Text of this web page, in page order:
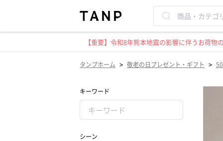
【重要】令和8年熊本地震の影響に伴うお荷
タンプホーム > 敬老の日プレゼント・ギフト >
キーワード
シーン